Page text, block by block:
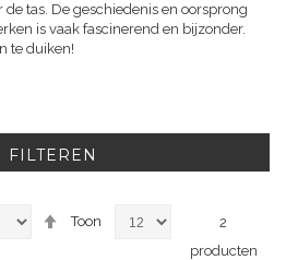
tas. De geschiedenis en oorsprong
is vaak fascinerend en bijzonder.
te duiken!
FILTEREN
Van
Toon
2
producten